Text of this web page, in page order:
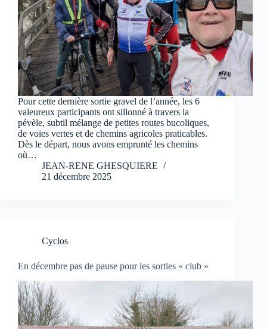
Pour cette dernière sortie gravel de l’année, les 6
valeureux participants ont sillonné à travers la
pévèle, subtil mélange de petites routes bucoliques,
de voies vertes et de chemins agricoles praticables.
Dès le départ, nous avons emprunté les chemins
où…
JEAN-RENE GHESQUIERE
21 décembre 2025
Cyclos
En décembre pas de pause pour les sorties « club »